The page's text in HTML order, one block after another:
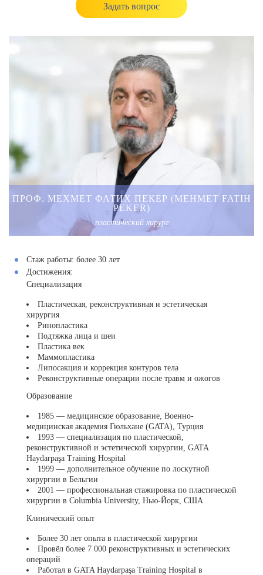
Задать вопрос
ПРОФ. МЕХМЕТ ФАТИХ ПЕКЕР (MEHMET FATIH
PEKER)
пластический хирург
Стаж работы: более 30 лет
Достижения:
Специализация
Пластическая, реконструктивная и эстетическая
хирургия
Ринопластика
Подтяжка лица и шеи
Пластика век
Маммопластика
Липосакция и коррекция контуров тела
Реконструктивные операции после травм и ожогов
Образование
1985 — медицинское образование, Военно-
медицинская академия Гюльхане (GATA), Турция
1993 — специализация по пластической,
реконструктивной и эстетической хирургии, GATA
Haydarpaşa Training Hospital
1999 — дополнительное обучение по лоскутной
хирургии в Бельгии
2001 — профессиональная стажировка по пластической
хирургии в Columbia University, Нью-Йорк, США
Клинический опыт
Более 30 лет опыта в пластической хирургии
Провёл более 7 000 реконструктивных и эстетических
операций
Работал в GATA Haydarpaşa Training Hospital в